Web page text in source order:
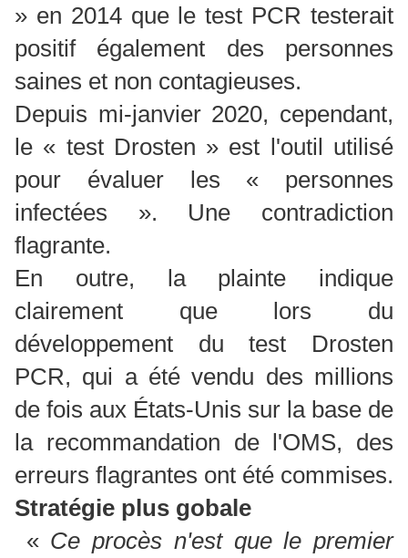
» en 2014 que le test PCR testerait
positif également des personnes
saines et non contagieuses.
Depuis mi-janvier 2020, cependant,
le « test Drosten » est l'outil utilisé
pour évaluer les « personnes
infectées ». Une contradiction
flagrante.
En outre, la plainte indique
clairement que lors du
développement du test Drosten
PCR, qui a été vendu des millions
de fois aux États-Unis sur la base de
la recommandation de l'OMS, des
erreurs flagrantes ont été commises.
Stratégie plus gobale
« Ce procès n'est que le premier